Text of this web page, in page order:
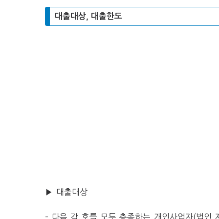
대출대상, 대출한도
▶ 대출대상
– 다음 각 호를 모두 충족하는 개인사업자(법인